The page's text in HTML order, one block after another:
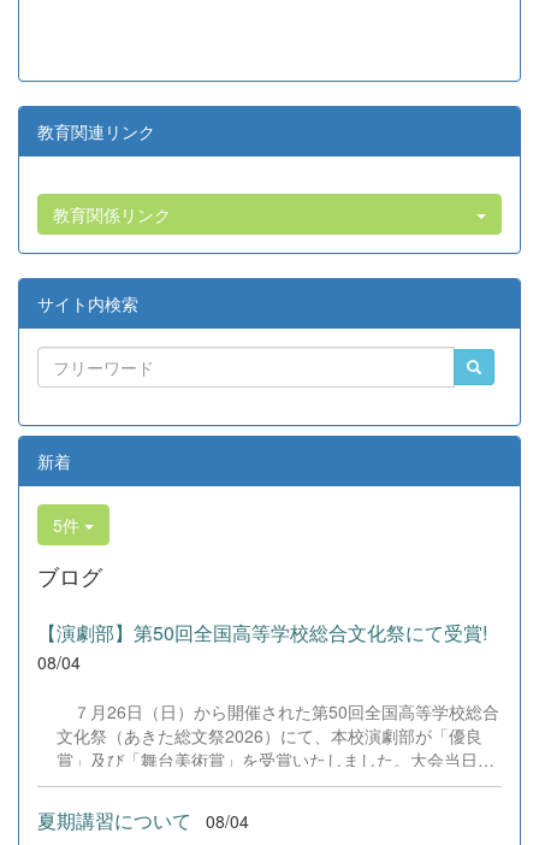
教育関連リンク
教育関係リンク
サイト内検索
新着
5件
ブログ
【演劇部】第50回全国高等学校総合文化祭にて受賞!
08/04
７月26日（日）から開催された第50回全国高等学校総合
文化祭（あきた総文祭2026）にて、本校演劇部が「優良
賞」及び「舞台美術賞」を受賞いたしました。大会当日
は、本校の部員たちもこれまで積み重ねてきた練習の成果
を存分に発揮し、堂々と舞台に立ちました。緊張感のある
全国の舞台において、一人一人が役割を果たし、心を込め
夏期講習について 08/04